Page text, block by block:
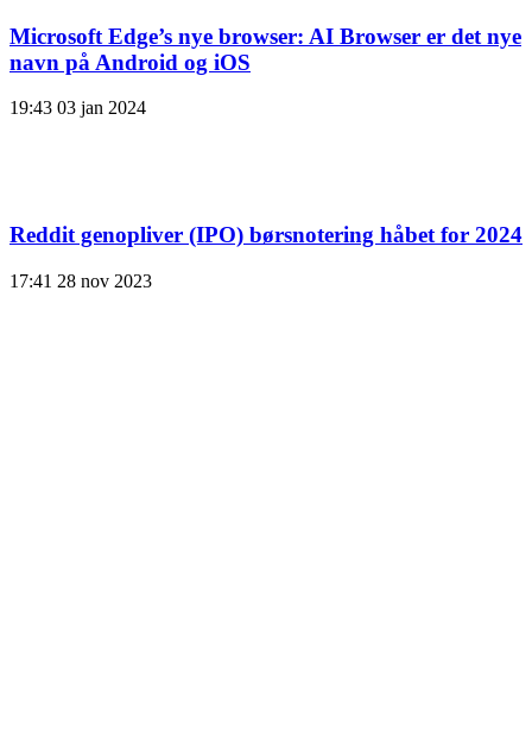
Microsoft Edge’s nye browser: AI Browser er det nye
navn på Android og iOS
19:43 03 jan 2024
Reddit genopliver (IPO) børsnotering håbet for 2024
17:41 28 nov 2023